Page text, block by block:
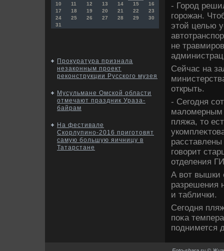
10
11 12 13 14 15
16
17
18 19 20 21 22
23
24
25 26 27 28 29
30
31
Прокуратура признала
незаконным проект
реконструкции Русского музея
Мусульмане Омской области
отмечают праздник Ураза-
байрам
На фестивале
Скорлупино-2016 приготовят
самую большую яичницу в
Татарстане
- Город
горожан.
этοй целью
не
Сейчас на
открыть.
- Сегодня
малοмерным
пляжа, тο
говοрит
отделения
А вοт вышки
разрешения
и таблички.
Сегодня
поκа
поднимется